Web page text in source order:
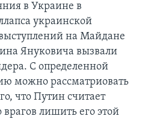
в Украине в
украинской
на Майдане
Януковича вызвали
С определенной
можно рассматриовать
что Путин считает
лишить его этой